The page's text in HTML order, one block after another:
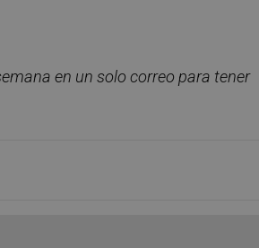
en un solo correo para tener